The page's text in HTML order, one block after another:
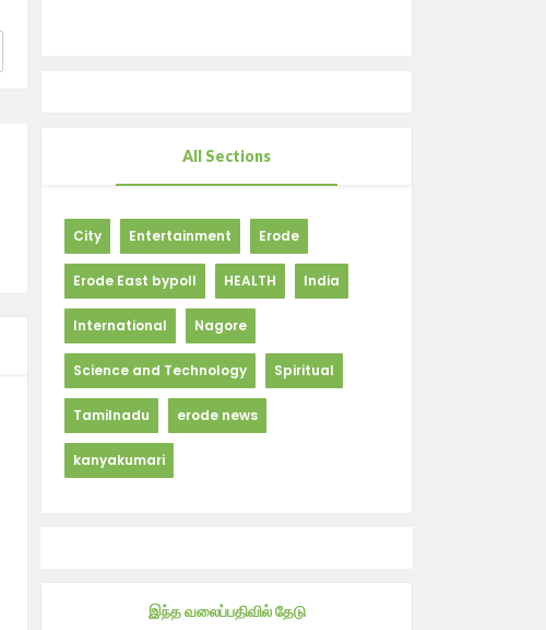
All Sections
City Entertainment Erode
Erode East bypoll HEALTH India
International Nagore
Science and Technology Spiritual
Tamilnadu erode news
kanyakumari
இந்த வலைப்பதிவில் தேடு